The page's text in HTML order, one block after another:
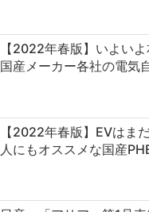
【2022年春版】いよい
国産メーカー各社の電気
【2022年春版】EVはま
人にもオススメな国産